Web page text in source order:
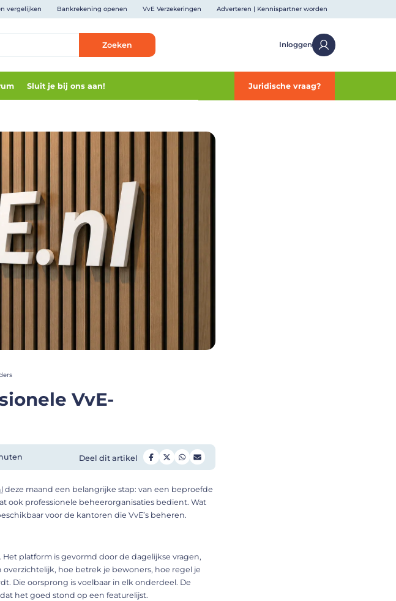
vergelijken Bankrekening openen VvE Verzekeringen Adverteren | Kennispartner worden
Zoeken Inloggen
Sluit je bij ons aan! Juridische vraag?
VvE-
Deel dit artikel
deze maand een belangrijke stap: van een beproefde
ook professionele beheerorganisaties bedient. Wat
voor de kantoren die VvE’s beheren.
platform is gevormd door de dagelijkse vragen,
hoe betrek je bewoners, hoe regel je
Die oorsprong is voelbaar in elk onderdeel. De
het goed stond op een featurelijst.